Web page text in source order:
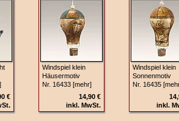
€
Windspiel klein
Häusermotiv
Nr. 16433 [mehr]
14,90 €
inkl. MwSt.
Windspiel klein
Sonnenmotiv
Nr. 16435
inkl.